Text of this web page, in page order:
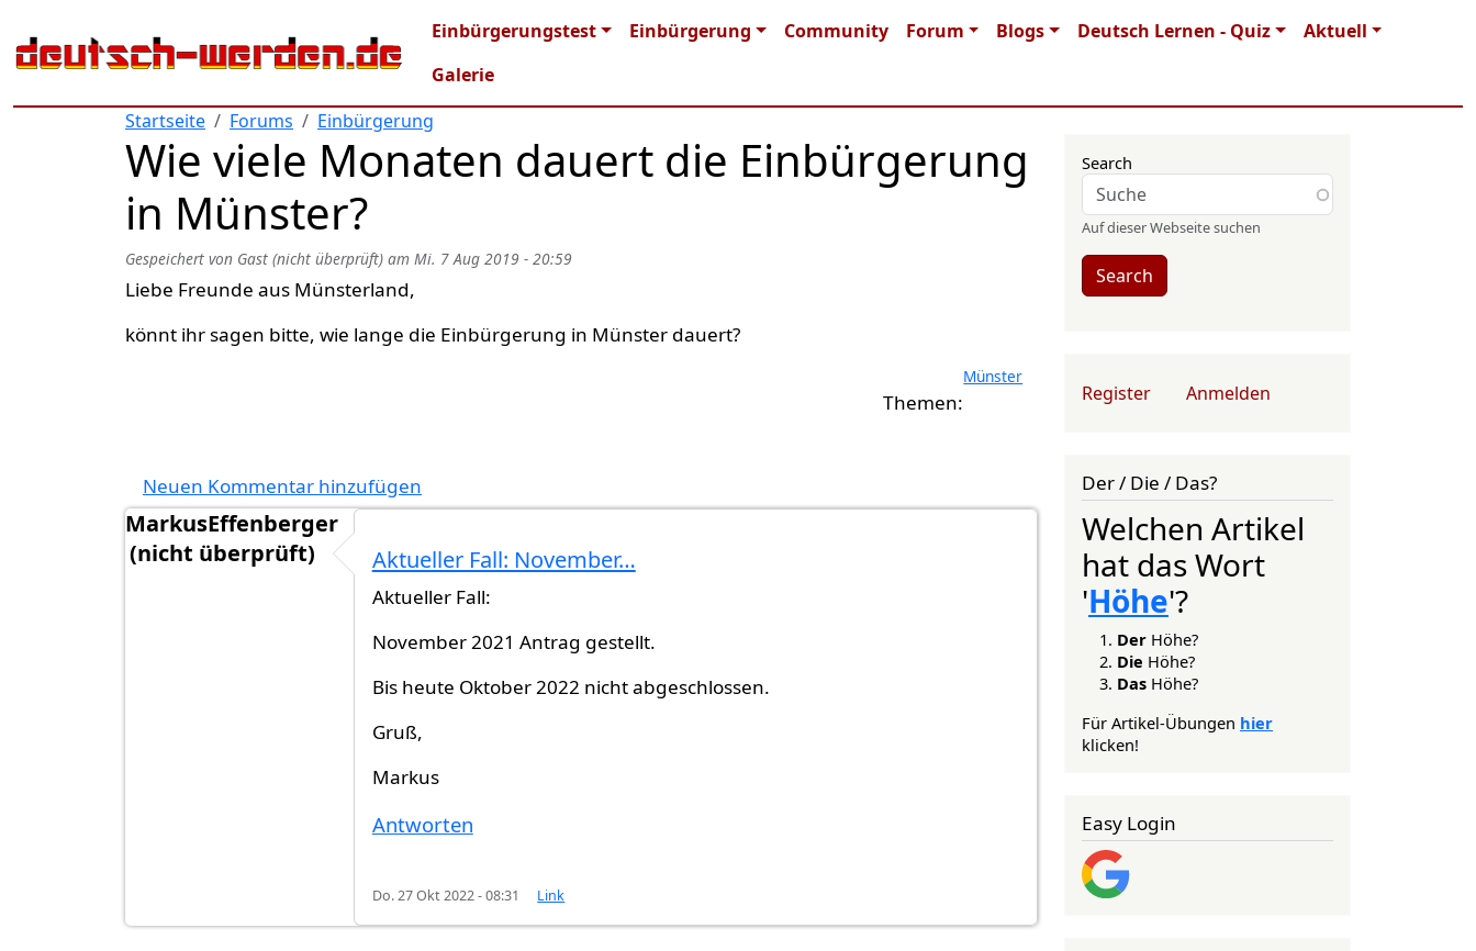
Main navigation
Einbürgerungstest Einbürgerung Community Forum Blogs Deutsch Lernen - Quiz
Aktuell
Galerie
Startseite
Forums Einbürgerung
Wie viele Monaten dauert die Einbürgerung
in Münster?
Gespeichert von Gast (nicht überprüft) am Mi. 7 Aug 2019 - 20:59
Liebe Freunde aus Münsterland,
könnt ihr sagen bitte, wie lange die Einbürgerung in Münster dauert?
Münster
Neuen Kommentar hinzufügen
MarkusEffenberger
(nicht überprüft)
Aktueller Fall: November…
Aktueller Fall:
November 2021 Antrag gestellt.
Bis heute Oktober 2022 nicht abgeschlossen.
Gruß,
Markus
Antworten
Do. 27 Okt 2022 - 08:31 Link
Search
Auf dieser Webseite suchen
Search
User account menu
Register Anmelden
Der / Die / Das?
Welchen Artikel
hat das Wort
'Höhe'?
Der Höhe?
Die Höhe?
Das Höhe?
Für Artikel-Übungen hier
klicken!
Easy Login